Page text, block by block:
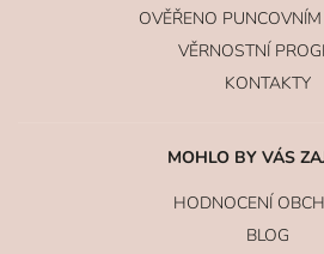
OVĚŘENO
VĚRNOSTNÍ
KONTAKTY
MOHLO BY VÁS
HODNOCENÍ
BLOG